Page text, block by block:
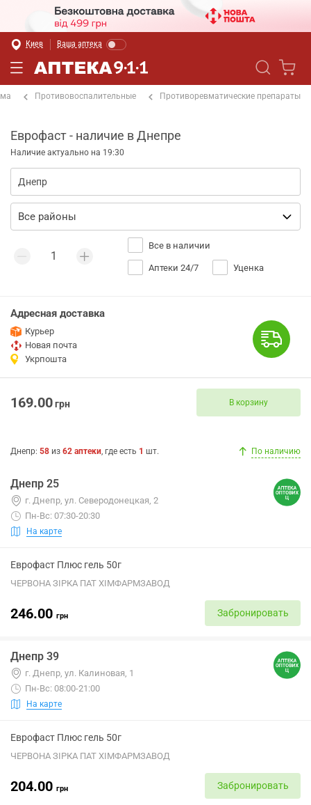
Киев Ваша аптека
Противовоспалительные Противоревматические препараты
Еврофаст - наличие в Днепре
Наличие актуально на 19:30
Все в наличии
Аптеки 24/7 Уценка
Адресная доставка
Курьер
Новая почта
Укрпошта
169.00грн В корзину
Днепр: 58 из 62 аптеки, где есть 1 шт. По наличию
Днепр 25
г. Днепр, ул. Северодонецкая, 2
Пн-Вс: 07:30-20:30
На карте
Еврофаст Плюс гель 50г
ЧЕРВОНА ЗІРКА ПАТ ХІМФАРМЗАВОД
246.00 грн Забронировать
Днепр 39
г. Днепр, ул. Калиновая, 1
Пн-Вс: 08:00-21:00
На карте
Еврофаст Плюс гель 50г
ЧЕРВОНА ЗІРКА ПАТ ХІМФАРМЗАВОД
204.00 грн Забронировать